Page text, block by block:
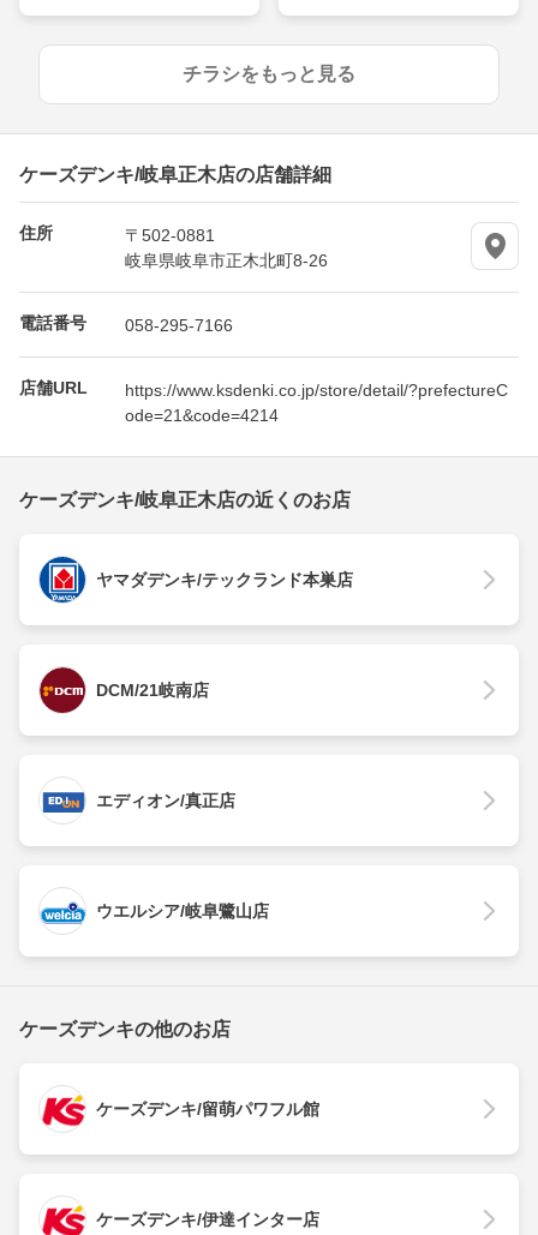
チラシをもっと見る
ケーズデンキ/岐阜正木店の店舗詳細
住所
〒502-0881
岐阜県岐阜市正木北町8-26
電話番号 058-295-7166
店舗URL
https://www.ksdenki.co.jp/store/detail/?prefectureC
ode=21&code=4214
ケーズデンキ/岐阜正木店の近くのお店
ヤマダデンキ/テックランド本巣店
DCM/21岐南店
エディオン/真正店
ウエルシア/岐阜鷺山店
ケーズデンキの他のお店
ケーズデンキ/留萌パワフル館
ケーズデンキ/伊達インター店